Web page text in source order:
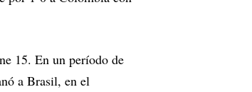
15. En un período de
a Brasil, en el